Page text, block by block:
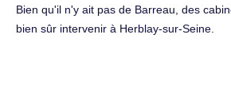
Bien qu'il n'y ait pas de Barreau, des
bien sûr intervenir à Herblay-sur-Seine.